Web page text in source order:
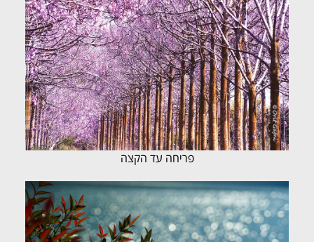
פריחה עד הקצה